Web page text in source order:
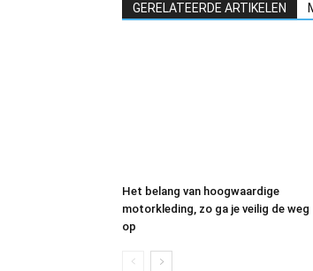
GERELATEERDE ARTIKELEN
Het belang van hoogwaardige
motorkleding, zo ga je veilig de weg
op